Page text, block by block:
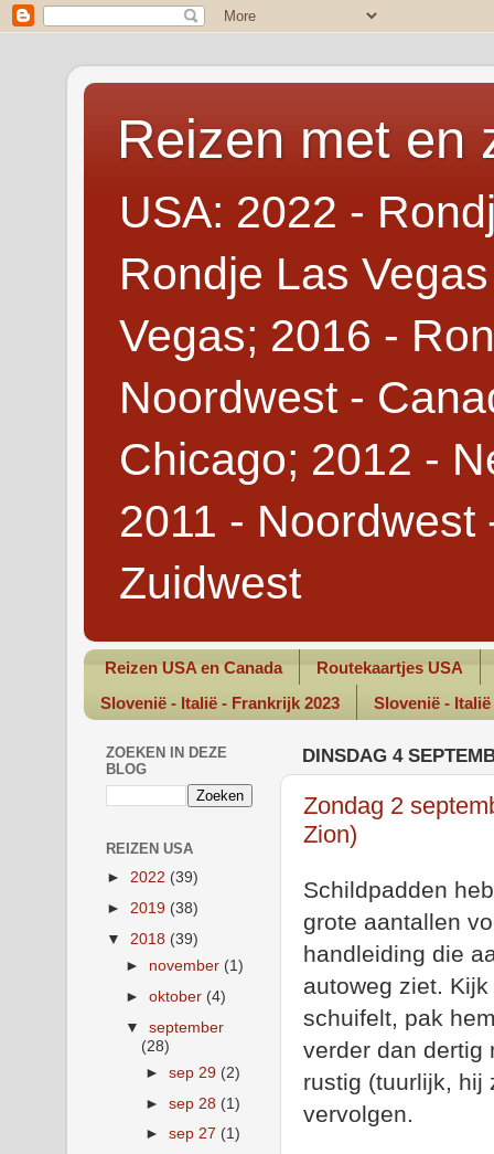
Reizen met en
USA: 2022 -
Rondje Las
Vegas; 2016 -
Noordwest -
Chicago; 2012 -
2011 - Noordwest
Zuidwest
Reizen USA en Canada
Routekaartjes USA
Slovenië - Italië - Frankrijk 2023
Slovenië -
DINSDAG 4
Zondag 2
Zion)
Schildpadden
grote aantallen
handleiding die
autoweg ziet.
schuifelt, pak
verder dan dertig
rustig (tuurlijk, hij
vervolgen.
ZOEKEN IN DEZE
BLOG
REIZEN USA
► 2022 (39)
► 2019 (38)
▼ 2018 (39)
► november (1)
►oktober (4)
▼september
(28)
► sep 29 (2)
► sep 28 (1)
► sep 27 (1)